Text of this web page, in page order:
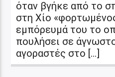
όταν βγήκε από το
στη Χίο
εμπόρευμά του το
πουλήσει σε
αγοραστές στο […]